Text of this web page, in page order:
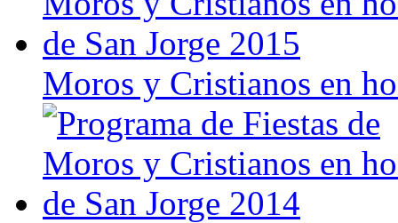
Moros y Cristianos en